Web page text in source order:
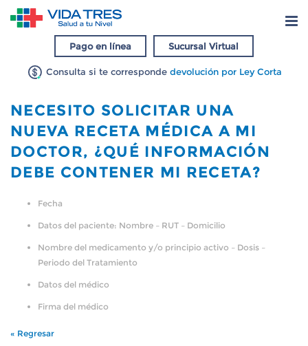
Pago en línea Sucursal Virtual
Consulta si te corresponde devolución por Ley Corta
NECESITO SOLICITAR UNA
NUEVA RECETA MÉDICA A MI
DOCTOR, ¿QUÉ INFORMACIÓN
DEBE CONTENER MI RECETA?
Fecha
Datos del paciente: Nombre – RUT – Domicilio
Nombre del medicamento y/o principio activo – Dosis –
Periodo del Tratamiento
Datos del médico
Firma del médico
« Regresar